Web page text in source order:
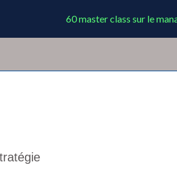
60 master class sur le